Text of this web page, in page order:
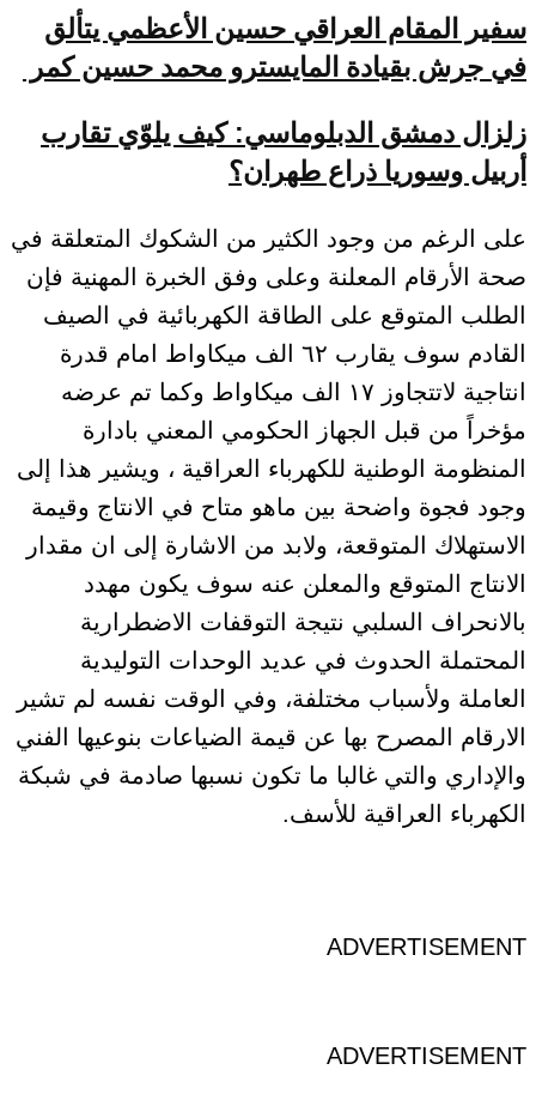
سفير المقام العراقي حسين الأعظمي يتألق
في جرش بقيادة المايسترو محمد حسين كمر
زلزال دمشق الدبلوماسي: كيف يلوّي تقارب
أربيل وسوريا ذراع طهران؟
على الرغم من وجود الكثير من الشكوك المتعلقة في
صحة الأرقام المعلنة وعلى وفق الخبرة المهنية فإن
الطلب المتوقع على الطاقة الكهربائية في الصيف
القادم سوف يقارب ٦٢ الف ميكاواط امام قدرة
انتاجية لاتتجاوز ١٧ الف ميكاواط وكما تم عرضه
مؤخراً من قبل الجهاز الحكومي المعني بادارة
المنظومة الوطنية للكهرباء العراقية ، ويشير هذا إلى
وجود فجوة واضحة بين ماهو متاح في الانتاج وقيمة
الاستهلاك المتوقعة، ولابد من الاشارة إلى ان مقدار
الانتاج المتوقع والمعلن عنه سوف يكون مهدد
بالانحراف السلبي نتيجة التوقفات الاضطرارية
المحتملة الحدوث في عديد الوحدات التوليدية
العاملة ولأسباب مختلفة، وفي الوقت نفسه لم تشير
الارقام المصرح بها عن قيمة الضياعات بنوعيها الفني
والإداري والتي غالبا ما تكون نسبها صادمة في شبكة
الكهرباء العراقية للأسف.
ADVERTISEMENT
ADVERTISEMENT